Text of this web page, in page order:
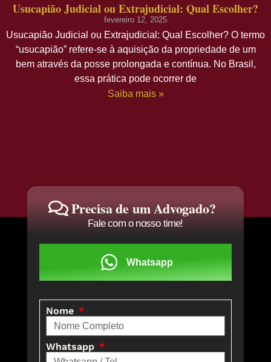
Usucapião Judicial ou Extrajudicial: Qual Escolher?
fevereiro 12, 2025
Usucapião Judicial ou Extrajudicial: Qual Escolher? O termo
“usucapião” refere-se à aquisição da propriedade de um
bem através da posse prolongada e contínua. No Brasil,
essa prática pode ocorrer de
Saiba mais »
Precisa de um Advogado?
Fale com o nosso time!
Whatsapp
Nome
Whatsapp